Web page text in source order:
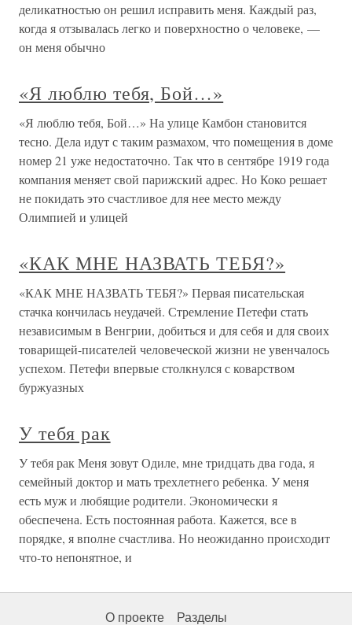
деликатностью он решил исправить меня. Каждый раз,
когда я отзывалась легко и поверхностно о человеке, —
он меня обычно
«Я люблю тебя, Бой…»
«Я люблю тебя, Бой…» На улице Камбон становится
тесно. Дела идут с таким размахом, что помещения в доме
номер 21 уже недостаточно. Так что в сентябре 1919 года
компания меняет свой парижский адрес. Но Коко решает
не покидать это счастливое для нее место между
Олимпией и улицей
«КАК МНЕ НАЗВАТЬ ТЕБЯ?»
«КАК МНЕ НАЗВАТЬ ТЕБЯ?» Первая писательская
стачка кончилась неудачей. Стремление Петефи стать
независимым в Венгрии, добиться и для себя и для своих
товарищей-писателей человеческой жизни не увенчалось
успехом. Петефи впервые столкнулся с коварством
буржуазных
У тебя рак
У тебя рак Меня зовут Одиле, мне тридцать два года, я
семейный доктор и мать трехлетнего ребенка. У меня
есть муж и любящие родители. Экономически я
обеспечена. Есть постоянная работа. Кажется, все в
порядке, я вполне счастлива. Но неожиданно происходит
что-то непонятное, и
О проекте Разделы